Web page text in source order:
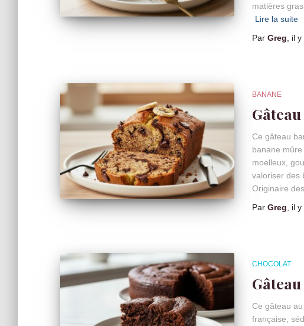
matières
Lire la suite
Par Greg , il
BANANE
Ce gâteau
banane
moelleux,
valoriser des
Originaire
Par Greg , il
CHOCOLAT
Ce gâteau
française,